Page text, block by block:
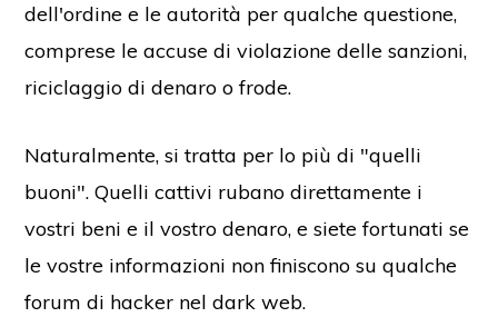
dell'ordine e le autorità per qualche questione,
comprese le accuse di violazione delle sanzioni,
riciclaggio di denaro o frode.
Naturalmente, si tratta per lo più di "quelli
buoni". Quelli cattivi rubano direttamente i
vostri beni e il vostro denaro, e siete fortunati se
le vostre informazioni non finiscono su qualche
forum di hacker nel dark web.